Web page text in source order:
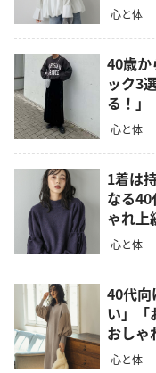
心と体
40歳か
ック3
る！」
心と体
1着は
なる
ゃれ上
心と体
40代向
い」「
おしゃ
心と体